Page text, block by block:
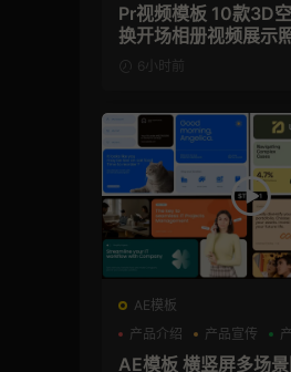
Pr视频模板 10款3D
换开场相册视频展示
6小时前
AE模板
产品介绍
产品宣传
AE模板 横竖屏多场